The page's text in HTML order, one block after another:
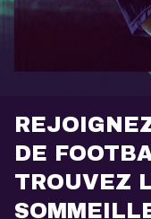
DE
TROUVEZ